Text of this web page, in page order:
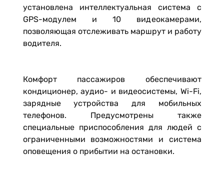
установлена интеллектуальная система с
GPS-модулем и 10 видеокамерами,
позволяющая отслеживать маршрут и работу
водителя.
Комфорт пассажиров обеспечивают
кондиционер, аудио- и видеосистемы, Wi-Fi,
зарядные устройства для мобильных
телефонов. Предусмотрены также
специальные приспособления для людей с
ограниченными возможностями и система
оповещения о прибытии на остановки.